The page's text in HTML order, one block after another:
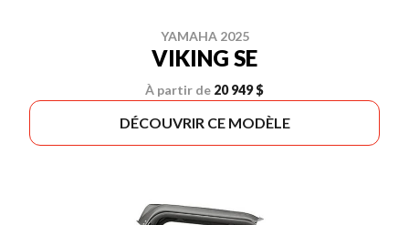
YAMAHA 2025
VIKING SE
À partir de 20 949 $
DÉCOUVRIR CE MODÈLE